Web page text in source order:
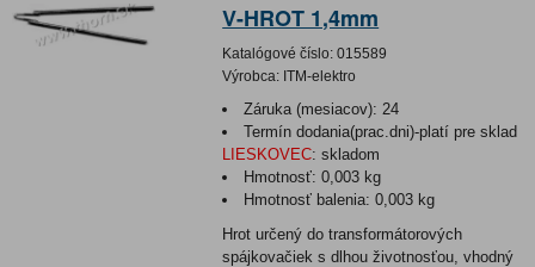
V-HROT 1,4mm
Katalógové číslo: 015589
Výrobca: ITM-elektro
Záruka (mesiacov): 24
Termín dodania(prac.dni)-platí pre sklad
LIESKOVEC: skladom
Hmotnosť:0,003 kg
Hmotnosť balenia:0,003 kg
Hrot určený do transformátorových
spájkovačiek s dlhou životnosťou, vhodný